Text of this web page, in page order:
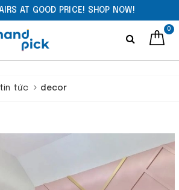
AT GOOD PRICE! SHOP NOW!
0
tin tức decor